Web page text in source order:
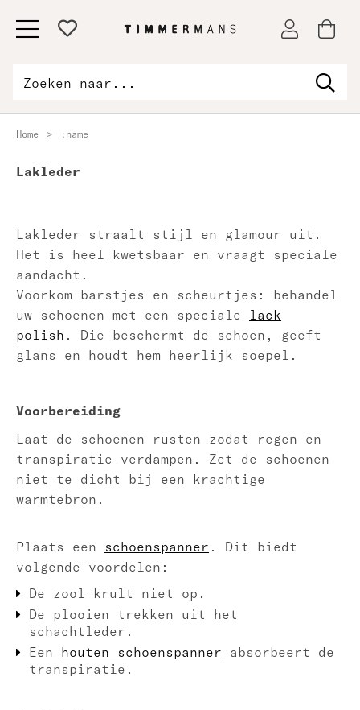
Home > :name
Lakleder
Lakleder straalt stijl en glamour uit.
Het is heel kwetsbaar en vraagt speciale
aandacht.
Voorkom barstjes en scheurtjes: behandel
uw schoenen met een speciale lack
polish . Die beschermt de schoen, geeft
glans en houdt hem heerlijk soepel.
Voorbereiding
Laat de schoenen rusten zodat regen en
transpiratie verdampen. Zet de schoenen
niet te dicht bij een krachtige
warmtebron.
Plaats een schoenspanner . Dit biedt
volgende voordelen:
De zool krult niet op.
De plooien trekken uit het
schachtleder.
Een houten schoenspanner absorbeert de
transpiratie.